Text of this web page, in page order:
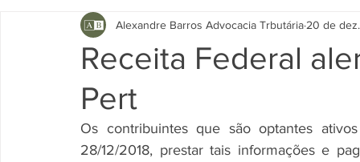
Receita Federal
Pert
Alexandre Barros Advocacia Trbutária 20 de
Os contribuintes que são optantes
28/12/2018, prestar tais informações e